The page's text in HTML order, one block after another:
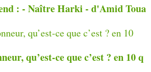
: - Naître Harki - d'Amid Toua
qu’est-ce que c’est ? en 10 q